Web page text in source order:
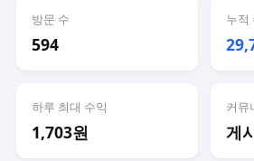
방문 수
594
누적
하루 최대 수익
1,703원
커뮤
게